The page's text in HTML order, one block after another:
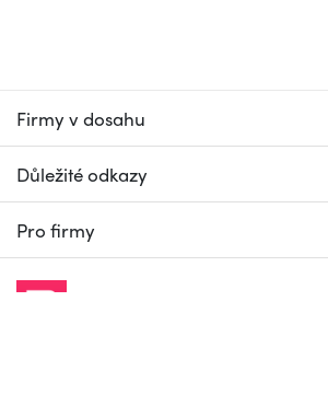
Firmy v dosahu
Důležité odkazy
Pro firmy